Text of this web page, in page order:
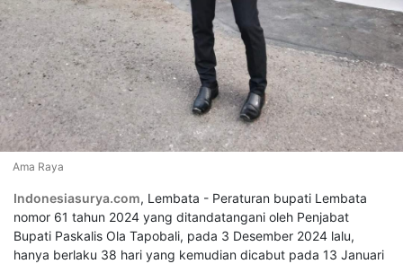
Ama Raya
Indonesiasurya.com, Lembata - Peraturan bupati Lembata
nomor 61 tahun 2024 yang ditandatangani oleh Penjabat
Bupati Paskalis Ola Tapobali, pada 3 Desember 2024 lalu,
hanya berlaku 38 hari yang kemudian dicabut pada 13 Januari